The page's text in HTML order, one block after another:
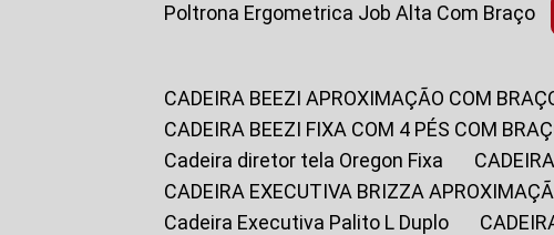
Poltrona Ergometrica Job Alta Com Braço
CADEIRA BEEZI APROXIMAÇÃO COM
CADEIRA BEEZI FIXA COM 4 PÉS COM
Cadeira diretor tela Oregon Fixa
CADEIRA EXECUTIVA BRIZZA
Cadeira Executiva Palito L Duplo